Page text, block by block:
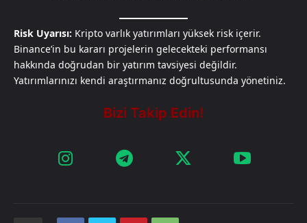
Risk Uyarısı: Kripto varlık yatırımları yüksek risk içerir.
Binance’in bu kararı projelerin gelecekteki performansı
hakkında doğrudan bir yatırım tavsiyesi değildir.
Yatırımlarınızı kendi araştırmanız doğrultusunda yönetiniz.